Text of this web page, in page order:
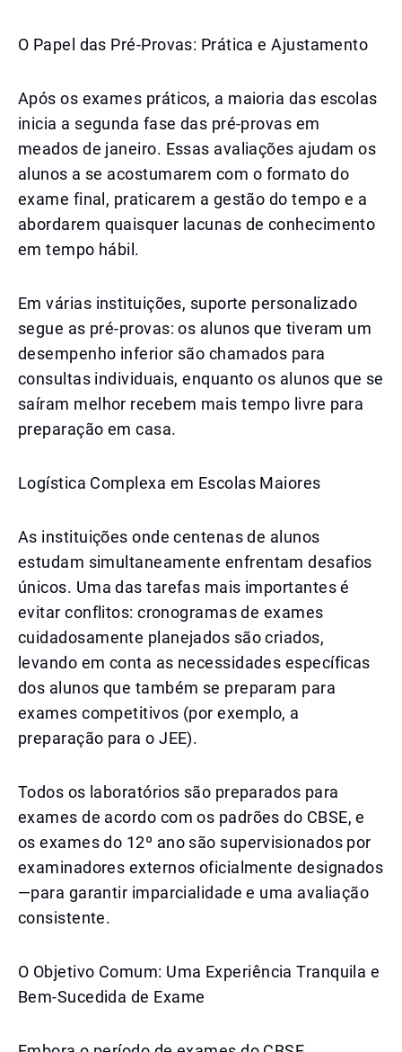
O Papel das Pré-Provas: Prática e Ajustamento
Após os exames práticos, a maioria das escolas
inicia a segunda fase das pré-provas em
meados de janeiro. Essas avaliações ajudam os
alunos a se acostumarem com o formato do
exame final, praticarem a gestão do tempo e a
abordarem quaisquer lacunas de conhecimento
em tempo hábil.
Em várias instituições, suporte personalizado
segue as pré-provas: os alunos que tiveram um
desempenho inferior são chamados para
consultas individuais, enquanto os alunos que se
saíram melhor recebem mais tempo livre para
preparação em casa.
Logística Complexa em Escolas Maiores
As instituições onde centenas de alunos
estudam simultaneamente enfrentam desafios
únicos. Uma das tarefas mais importantes é
evitar conflitos: cronogramas de exames
cuidadosamente planejados são criados,
levando em conta as necessidades específicas
dos alunos que também se preparam para
exames competitivos (por exemplo, a
preparação para o JEE).
Todos os laboratórios são preparados para
exames de acordo com os padrões do CBSE, e
os exames do 12º ano são supervisionados por
examinadores externos oficialmente designados
—para garantir imparcialidade e uma avaliação
consistente.
O Objetivo Comum: Uma Experiência Tranquila e
Bem-Sucedida de Exame